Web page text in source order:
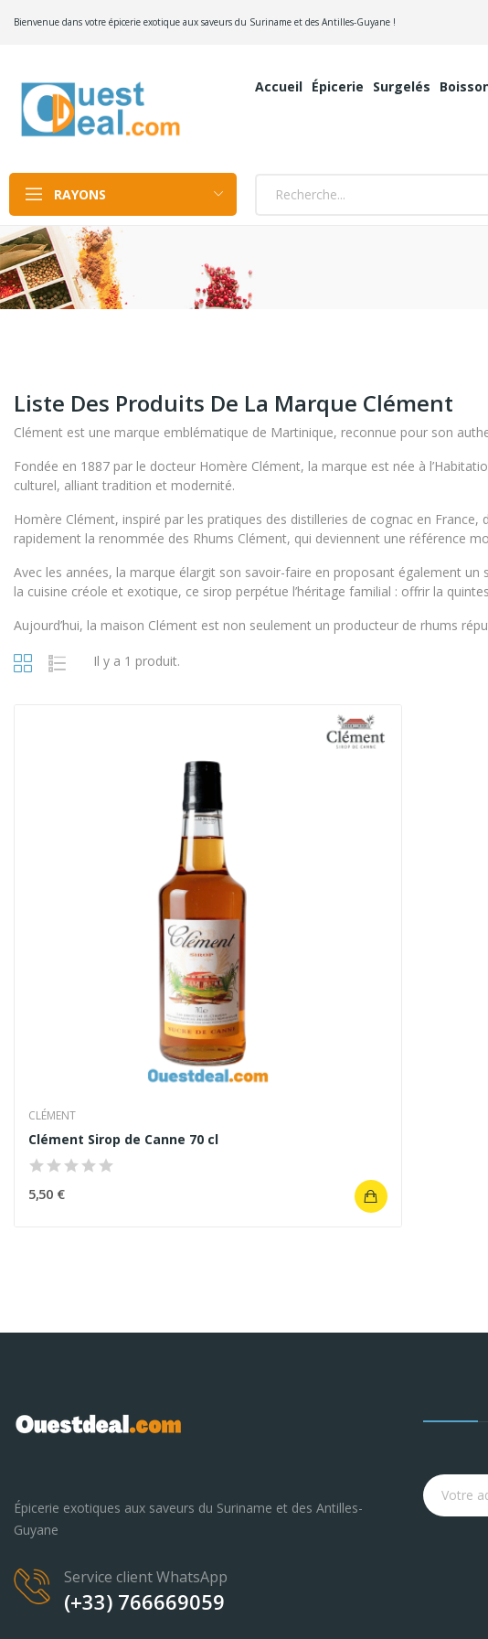
Bienvenue dans votre épicerie exotique aux saveurs du Suriname et des Antilles-Guyane !
Accueil Épicerie Surgelés
RAYONS
Liste Des Produits De La Marque Clément
Clément est une marque emblématique de Martinique, reconnue pour son
Fondée en 1887 par le docteur Homère Clément, la marque est née à
culturel, alliant tradition et modernité.
Homère Clément, inspiré par les pratiques des distilleries de cognac en
rapidement la renommée des Rhums Clément, qui deviennent une référence
Avec les années, la marque élargit son savoir-faire en proposant également
la cuisine créole et exotique, ce sirop perpétue l’héritage familial : offrir la
Aujourd’hui, la maison Clément est non seulement un producteur de rhums
Il y a 1 produit.
CLÉMENT
Clément Sirop de Canne 70 cl
5,50 €
Épicerie exotiques aux saveurs du Suriname et des Antilles-
Guyane
Service client WhatsApp
(+33) 766669059